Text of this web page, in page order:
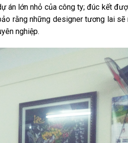
án lớn nhỏ của công ty; đúc kết
rằng những designer tương lai sẽ
nghiệp.